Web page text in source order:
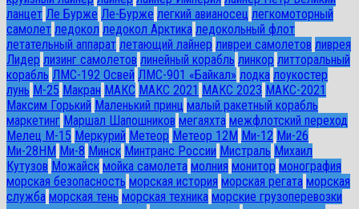
ланцет Ле Бурже Ле-Бурже легкий авианосец легкомоторный
самолет ледокол ледокол Арктика ледокольный флот
летательный аппарат летающий лайнер ливреи самолетов ливрея
Лидер лизинг самолетов линейный корабль линкор литторальный
корабль ЛМС-192 Освей ЛМС-901 «Байкал» лодка лоукостер
лунь М-25 Макран МАКС МАКС 2021 МАКС 2023 МАКС-2021
Максим Горький Маленький принц малый ракетный корабль
маркетинг Маршал Шапошников мегаяхта межфлотский переход
Мелец М-15 Меркурий Метеор Метеор 12М Ми-12 Ми-26
Ми-28HM Ми-8 Минск Минтранс России Мистраль Михаил
Кутузов Можайск мойка самолета молния монитор монография
морская безопасность морская история морская регата морская
служба морская тень морская техника морские грузоперевозки